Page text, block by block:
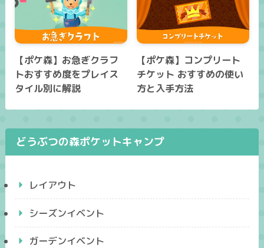
【ポケ森】お急ぎクラフ
トおすすめ度をプレイス
タイル別に解説
【ポケ森】コンプリート
チケット おすすめの使い
方と入手方法
どうぶつの森ポケットキャンプ
レイアウト
シーズンイベント
ガーデンイベント